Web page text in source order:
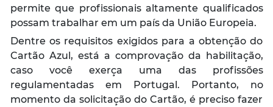
permite que profissionais altamente qualificados
possam trabalhar em um país da União Europeia.
Dentre os requisitos exigidos para a obtenção do
Cartão Azul, está a comprovação da habilitação,
caso você exerça uma das profissões
regulamentadas em Portugal. Portanto, no
momento da solicitação do Cartão, é preciso fazer